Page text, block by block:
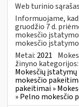
Web turinio sąrašas
Informuojame,
gruodžio 7 d.
mokesčio
mokesčio įstatymo
Metai: 2021
žinyno kategorijos:
Mokesčių
mokesčio
pakeitimai »
» Pelno mokesčio